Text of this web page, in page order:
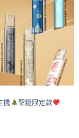
機
聖誕限定款